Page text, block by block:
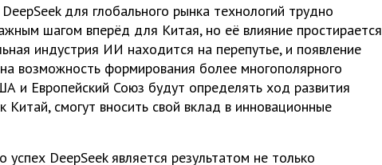
для глобального рынка технологий трудно
шагом вперёд для Китая, но её влияние простирается
индустрия ИИ находится на перепутье, и появление
возможность формирования более многополярного
и Европейский Союз будут определять ход развития
Китай, смогут вносить свой вклад в инновационные
успех DeepSeek является результатом не только